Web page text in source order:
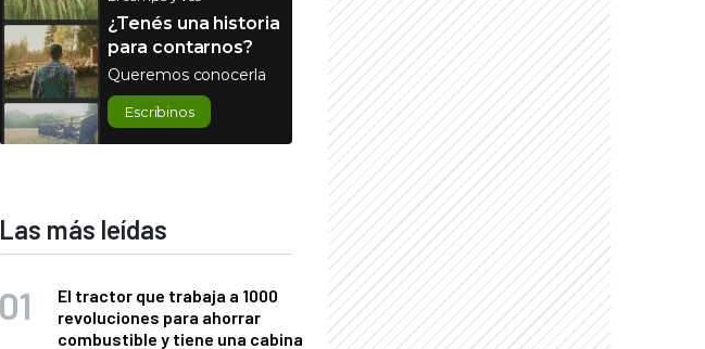
¿Tenés una historia
para contarnos?
Queremos conocerla
Escribinos
Las más leídas
El tractor que trabaja a 1000
revoluciones para ahorrar
combustible y tiene una cabina